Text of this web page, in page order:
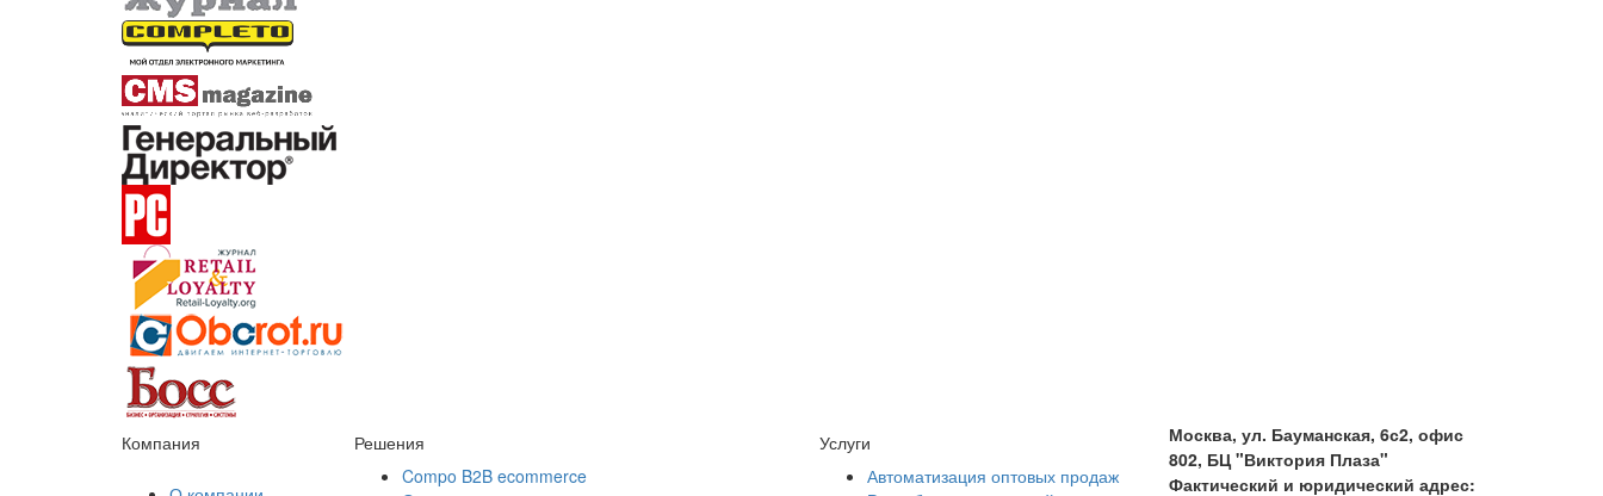
Компания
Решения
Compo B2B ecommerce
Услуги
Автоматизация оптовых продаж
Москва, ул. Бауманская, 6с2, офис
802, БЦ "Виктория Плаза"
Фактический и юридический адрес: